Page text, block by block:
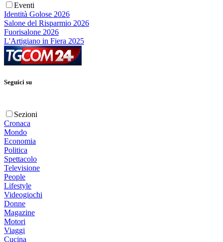
Eventi
Identità Golose 2026
Salone del Risparmio 2026
Fuorisalone 2026
L'Artigiano in Fiera 2025
Seguici su
Sezioni
Cronaca
Mondo
Economia
Politica
Spettacolo
Televisione
People
Lifestyle
Videogiochi
Donne
Magazine
Motori
Viaggi
Cucina